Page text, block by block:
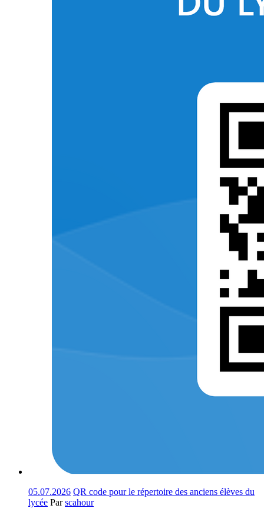
05.07.2026 QR code pour le répertoire des anciens élèves du
lycée Parscahour